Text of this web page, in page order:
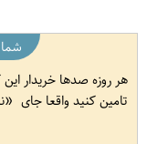
هر روزه صدها خریدار این
تامین کنید واقعا جای